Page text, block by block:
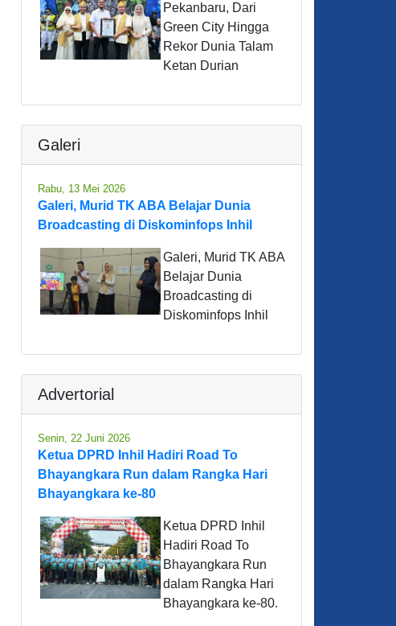
Pekanbaru, Dari
Green City Hingga
Rekor Dunia Talam
Ketan Durian
Galeri
Rabu, 13 Mei 2026
Galeri, Murid TK ABA Belajar Dunia
Broadcasting di Diskominfops Inhil
Galeri, Murid TK ABA
Belajar Dunia
Broadcasting di
Diskominfops Inhil
Advertorial
Senin, 22 Juni 2026
Ketua DPRD Inhil Hadiri Road To
Bhayangkara Run dalam Rangka Hari
Bhayangkara ke-80
Ketua DPRD Inhil
Hadiri Road To
Bhayangkara Run
dalam Rangka Hari
Bhayangkara ke-80.